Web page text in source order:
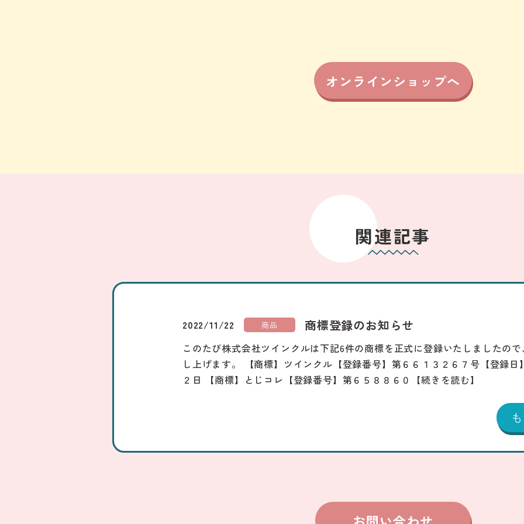
オンラインショップへ
関連記事
2022/11/22 商品 商標登録のお知らせ
このたび株式会社ツインクルは下記6件の商標を正式に登録いたしましたの
し上げます。 【商標】ツインクル【登録番号】第６６１３２６７号【登録日
２日 【商標】とじコレ【登録番号】第６５８８６０
【続きを読む】
お問い合わせ